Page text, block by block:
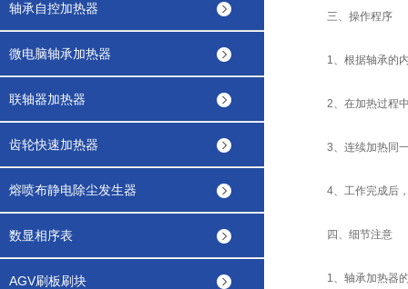
轴承自控加热器
微电脑轴承加热器
联轴器加热器
齿轮快速加热器
熔喷布静电除尘发生器
数显相序表
AGV刷板刷块
三、操作程序
1、根据轴承的内
2、在加热过程中
3、连续加热同一
4、工作完成后，
四、细节注意
1、轴承加热器的